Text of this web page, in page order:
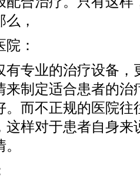
，
：
有专业的治疗设备，
来制定适合患者的治
。而不正规的医院往
这样对于患者自身来